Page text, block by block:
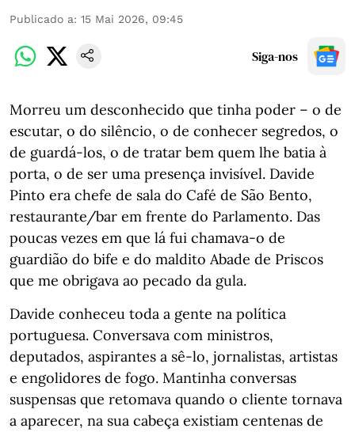
Publicado a: 15 Mai 2026, 09:45
Siga-nos
Morreu um desconhecido que tinha poder – o de
escutar, o do silêncio, o de conhecer segredos, o
de guardá-los, o de tratar bem quem lhe batia à
porta, o de ser uma presença invisível. Davide
Pinto era chefe de sala do Café de São Bento,
restaurante/bar em frente do Parlamento. Das
poucas vezes em que lá fui chamava-o de
guardião do bife e do maldito Abade de Priscos
que me obrigava ao pecado da gula.
Davide conheceu toda a gente na política
portuguesa. Conversava com ministros,
deputados, aspirantes a sê-lo, jornalistas, artistas
e engolidores de fogo. Mantinha conversas
suspensas que retomava quando o cliente tornava
a aparecer, na sua cabeça existiam centenas de